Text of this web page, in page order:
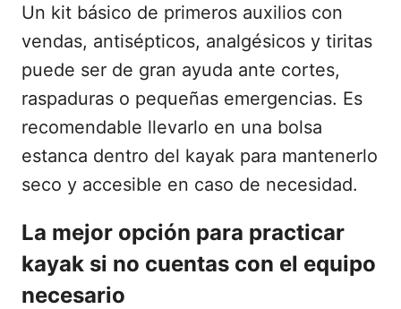
Un kit básico de primeros auxilios con
vendas, antisépticos, analgésicos y tiritas
puede ser de gran ayuda ante cortes,
raspaduras o pequeñas emergencias. Es
recomendable llevarlo en una bolsa
estanca dentro del kayak para mantenerlo
seco y accesible en caso de necesidad.
La mejor opción para practicar
kayak si no cuentas con el equipo
necesario